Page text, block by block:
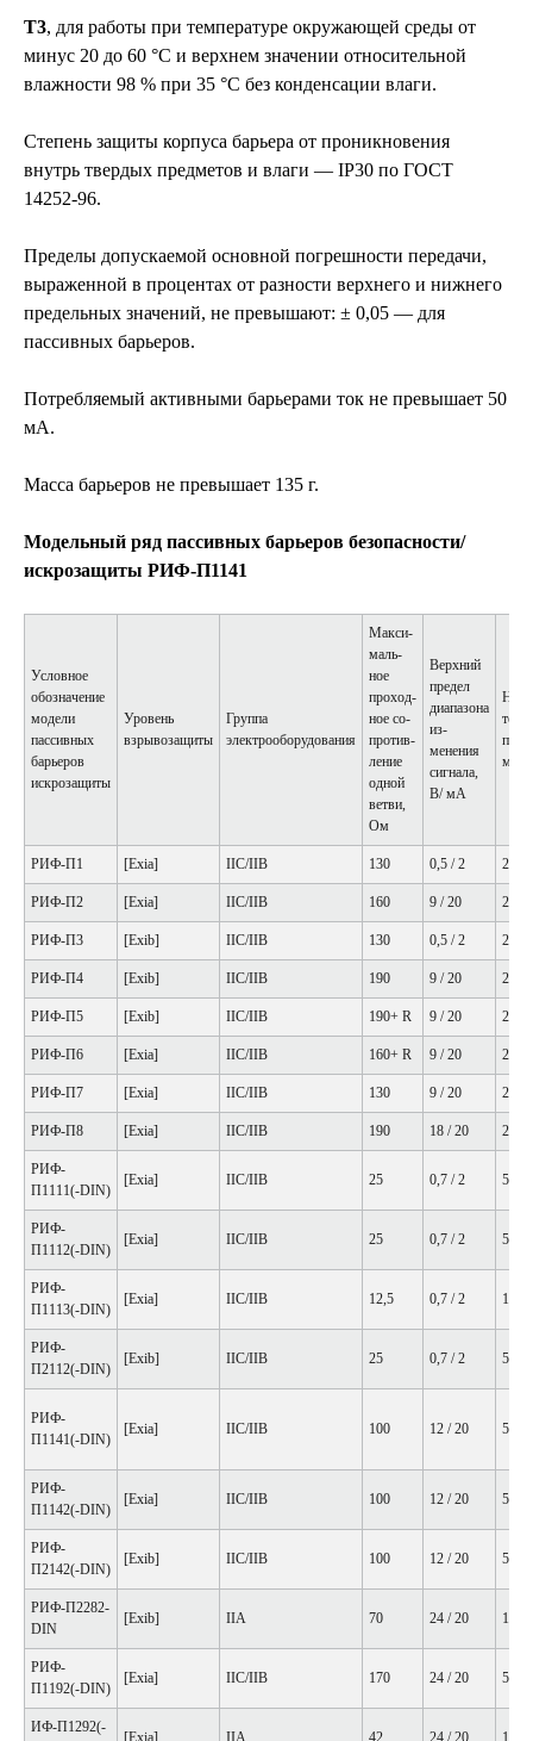
Т3, для работы при температуре окружающей среды от
минус 20 до 60 °С и верхнем значении относительной
влажности 98 % при 35 °С без конденсации влаги.
Степень защиты корпуса барьера от проникновения
внутрь твердых предметов и влаги — IР30 по ГОСТ
14252-96.
Пределы допускаемой основной погрешности передачи,
выраженной в процентах от разности верхнего и нижнего
предельных значений, не превышают: ± 0,05 — для
пассивных барьеров.
Потребляемый активными барьерами ток не превышает 50
мА.
Масса барьеров не превышает 135 г.
Модельный ряд пассивных барьеров безопасности/
искрозащиты РИФ-П1141
Условное
обозначение
модели
пассивных
барьеров
искрозащиты
Уровень
взрывозащиты
Группа
электрооборудования
Макси­
маль­
ное
проход­
ное со­
против­
ление
одной
ветви,
Ом
Верхний
предел
диапазона
из­
менения
сигнала,
В/ мА
ток
мА
РИФ-П1 [Exia] IIC/IIB 130 0,5 / 2 20
РИФ-П2 [Exia] IIC/IIB 160 9 / 20 20
РИФ-П3 [Exib] IIC/IIB 130 0,5 / 2 20
РИФ-П4 [Exib] IIC/IIB 190 9 / 20 20
РИФ-П5 [Exib] IIC/IIB 190+ R 9 / 20 20
РИФ-П6 [Exia] IIC/IIB 160+ R 9 / 20 20
РИФ-П7 [Exia] IIC/IIB 130 9 / 20 20
РИФ-П8 [Exia] IIC/IIB 190 18 / 20 20
РИФ-
П1111(-DIN)
[Exia] IIC/IIB 25 0,7 / 2 50
РИФ-
П1112(-DIN)
[Exia] IIC/IIB 25 0,7 / 2 50
РИФ-
П1113(-DIN)
[Exia] IIC/IIB 12,5 0,7 / 2 100
РИФ-
П2112(-DIN)
[Exib] IIC/IIB 25 0,7 / 2 50
РИФ-
П1141(-DIN)
[Exia] IIC/IIB 100 12 / 20 50
РИФ-
П1142(-DIN)
[Exia] IIC/IIB 100 12 / 20 50
РИФ-
П2142(-DIN)
[Exib] IIC/IIB 100 12 / 20 50
РИФ-П2282-
DIN
[Exib] IIA 70 24 / 20 100
РИФ-
П1192(-DIN)
[Exia] IIC/IIB 170 24 / 20 50
ИФ-П1292(-
[Exia] IIA 42 24 / 20 100